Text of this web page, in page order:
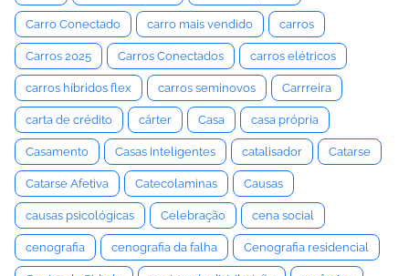
Carro Conectado carro mais vendido carros
Carros 2025 Carros Conectados carros elétricos
carros híbridos flex carros seminovos Carrreira
carta de crédito cárter Casa casa própria
Casamento Casas Inteligentes catalisador Catarse
Catarse Afetiva Catecolaminas Causas
causas psicológicas Celebração cena social
cenografia cenografia da falha Cenografia residencial